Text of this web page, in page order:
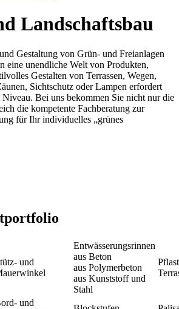
Landschaftsbau
Gestaltung von Grün- und Freianlagen
eine unendliche Welt von Produkten,
Gestalten von Terrassen, Wegen,
Sichtschutz oder Lampen erfordert
Bei uns bekommen Sie nicht nur die
die kompetente Fachberatung zur
für Ihr individuelles „grünes
und
Entwässerungsrinnen
aus Beton
aus Polymerbeton
aus Kunststoff und
Stahl
und